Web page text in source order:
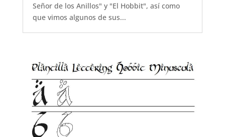
Señor de los Anillos" y "El Hobbit", así como
que vimos algunos de sus...